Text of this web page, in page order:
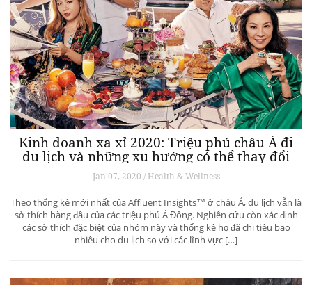
Kinh doanh xa xỉ 2020: Triệu phú châu Á đi
du lịch và những xu hướng có thể thay đổi
ngành du lịch thượng lưu
Jan 07, 2020 / Health & Wellness
Theo thống kê mới nhất của Affluent Insights™ ở châu Á, du lịch vẫn là
sở thích hàng đầu của các triệu phú Á Đông. Nghiên cứu còn xác định
các sở thích đặc biệt của nhóm này và thống kê họ đã chi tiêu bao
nhiêu cho du lịch so với các lĩnh vực […]